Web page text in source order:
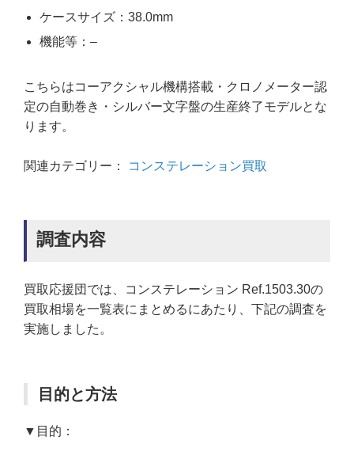
ケースサイズ：38.0mm
機能等：–
こちらはコーアクシャル機構搭載・クロノメーター認
定の自動巻き・シルバー文字盤の生産終了モデルとな
ります。
関連カテゴリー： コンステレーション買取
調査内容
買取応援団では、コンステレーション Ref.1503.30の
買取相場を一覧表にまとめるにあたり、下記の調査を
実施しました。
目的と方法
▼目的：